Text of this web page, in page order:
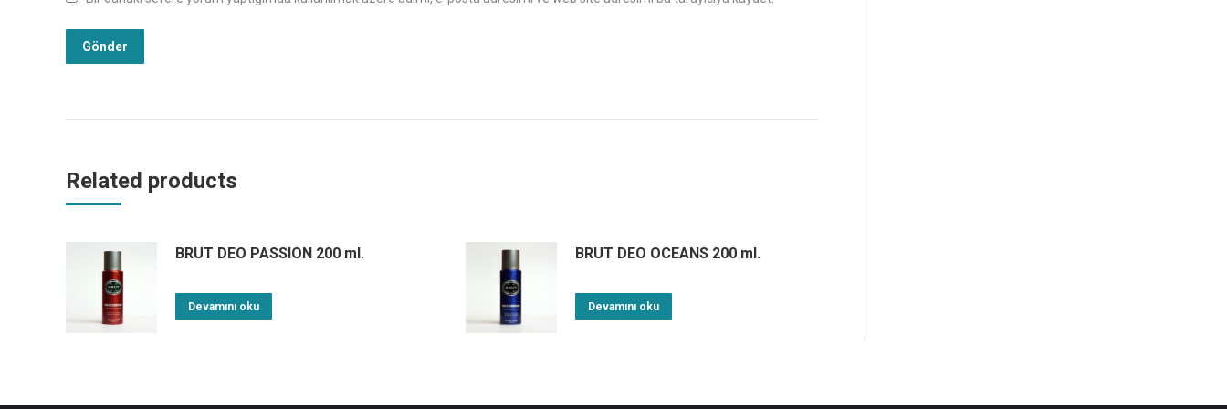
Related products
BRUT DEO PASSION 200 ml.
Devamını oku
BRUT DEO OCEANS 200 ml.
Devamını oku